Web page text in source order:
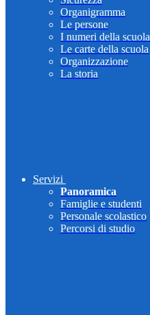
Organigramma
Le persone
I numeri della scuola
Le carte della scuola
Organizzazione
La storia
Servizi
Panoramica
Famiglie e studenti
Personale scolastico
Percorsi di studio